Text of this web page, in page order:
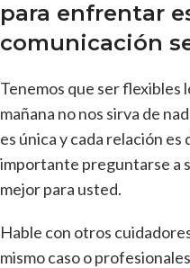
para enfrentar
comunicación
Tenemos que ser flexibles
mañana no nos sirva de
es única y cada relación
importante preguntarse a
mejor para usted.
Hable con otros
mismo caso o